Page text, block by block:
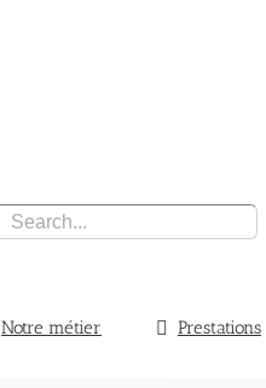
Notre métier Prestations